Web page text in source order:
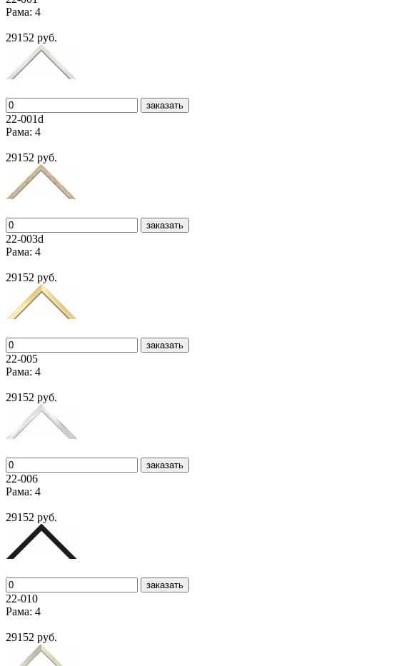
Рама: 4
29152 руб.
заказать
22-001d
Рама: 4
29152 руб.
заказать
22-003d
Рама: 4
29152 руб.
заказать
22-005
Рама: 4
29152 руб.
заказать
22-006
Рама: 4
29152 руб.
заказать
22-010
Рама: 4
29152 руб.